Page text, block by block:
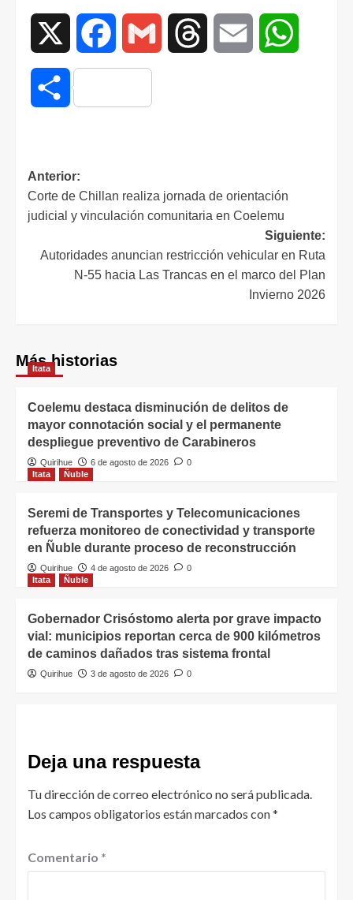
Facebook Gmail Threads Email
Compartir
Anterior:
Corte de Chillan realiza jornada de orientación
judicial y vinculación comunitaria en Coelemu
Siguiente:
Autoridades anuncian restricción vehicular en Ruta
N-55 hacia Las Trancas en el marco del Plan
Invierno 2026
Más historias
Itata
Coelemu destaca disminución de delitos de
mayor connotación social y el permanente
despliegue preventivo de Carabineros
Quirihue 6 de agosto de 2026
0
Itata
Ñuble
Seremi de Transportes y Telecomunicaciones
refuerza monitoreo de conectividad y transporte
en Ñuble durante proceso de reconstrucción
Quirihue 4 de agosto de 2026
0
Itata
Ñuble
Gobernador Crisóstomo alerta por grave impacto
vial: municipios reportan cerca de 900 kilómetros
de caminos dañados tras sistema frontal
Quirihue 3 de agosto de 2026 0
Deja una respuesta
Tu dirección de correo electrónico no será publicada.
Los campos obligatorios están marcados con*
Comentario *